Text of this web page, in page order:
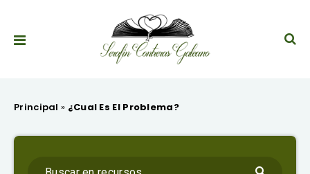
Principal » ¿Cual Es El Problema?